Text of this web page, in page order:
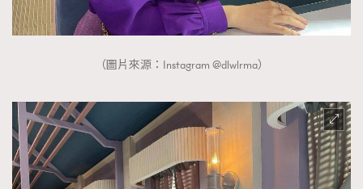
（圖片來源：Instagram @dlwlrma）